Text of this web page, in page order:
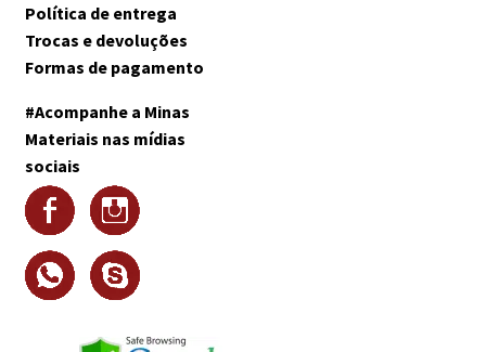
Política de entrega
Trocas e devoluções
Formas de pagamento
#Acompanhe a Minas
Materiais nas mídias
sociais